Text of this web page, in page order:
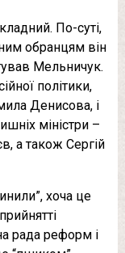
По-суті,
обранцям він
Мельничук.
політики,
Денисова, і
міністри –
а також Сергій
хоча це
рада реформ і